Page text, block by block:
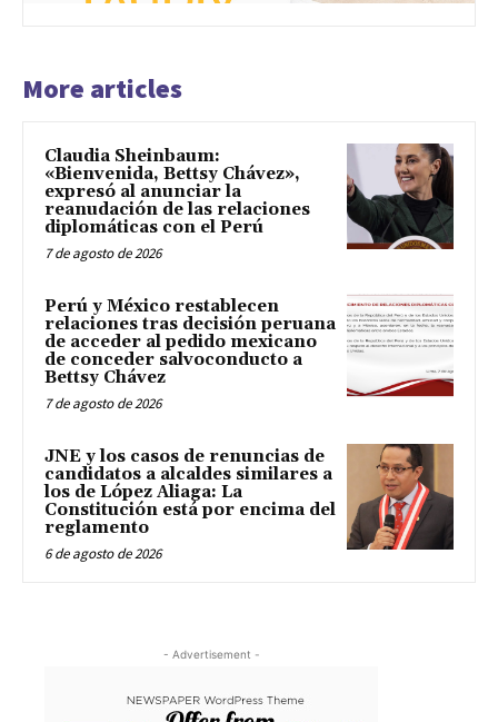
More articles
Claudia Sheinbaum:
«Bienvenida, Bettsy Chávez»,
expresó al anunciar la
reanudación de las relaciones
diplomáticas con el Perú
7 de agosto de 2026
Perú y México restablecen
relaciones tras decisión peruana
de acceder al pedido mexicano
de conceder salvoconducto a
Bettsy Chávez
7 de agosto de 2026
JNE y los casos de renuncias de
candidatos a alcaldes similares a
los de López Aliaga: La
Constitución está por encima del
reglamento
6 de agosto de 2026
- Advertisement -